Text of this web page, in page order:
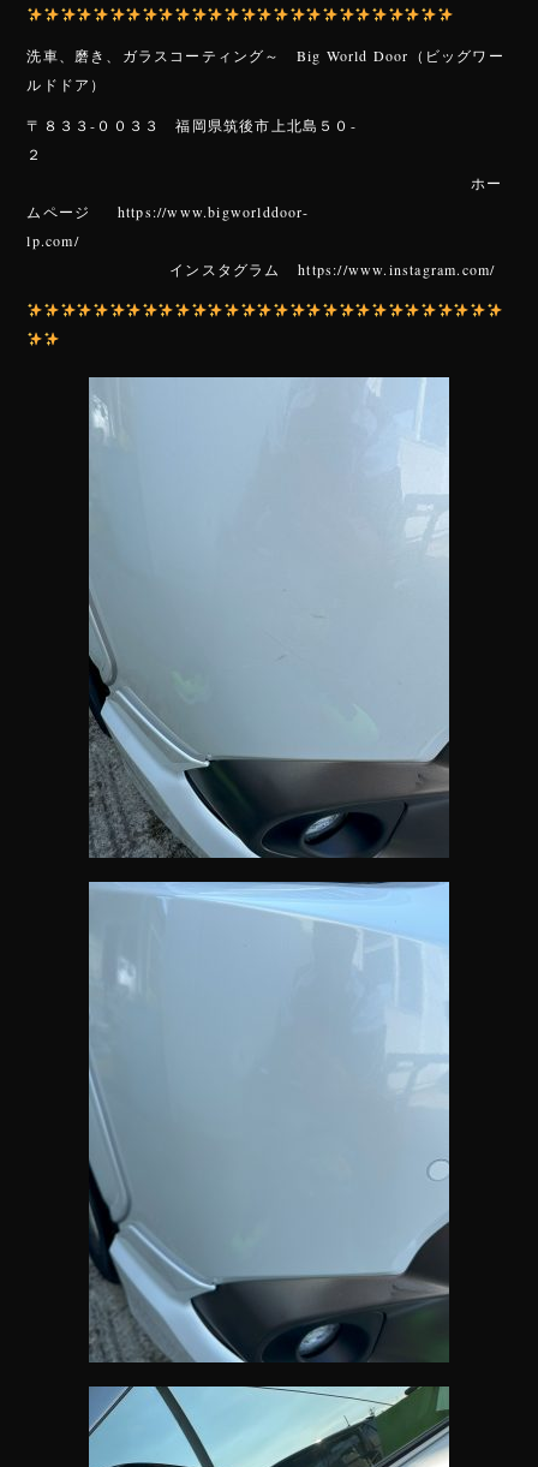
洗車、磨き、ガラスコーティング～ Big World Door（ビッグワー
ルドドア）
〒８３３-００３３ 福岡県筑後市上北島５０-
２
ホー
ムページ https://www.bigworlddoor-
lp.com/
インスタグラム https://www.instagram.com/